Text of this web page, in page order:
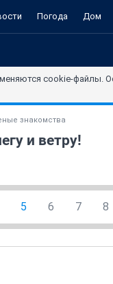
Погода Дом
cookie-файлы.
знакомства
и ветру!
5 6 7 8